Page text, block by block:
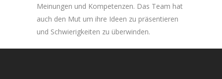
Meinungen und Kompetenzen. Das Team hat
auch den Mut um ihre Ideen zu präsentieren
und Schwierigkeiten zu überwinden.